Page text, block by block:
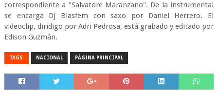
correspondiente a "Salvatore Maranzano". De la instrumental
se encarga Dj Blasfem con saxo por Daniel Herrero. El
videoclip, diridigo por Adri Pedrosa, está grabado y editado por
Edison Guzmán.
TAGS: NACIONAL PÁGINA PRINCIPAL